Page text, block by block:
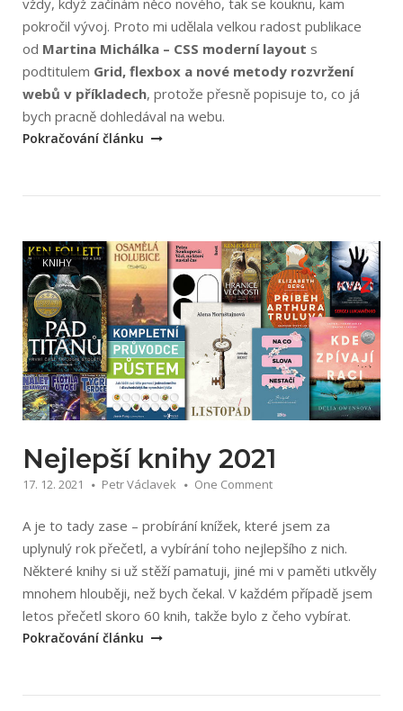
pokročil vývoj. Proto mi udělala velkou radost publikace
od Martina Michálka – CSS moderní layout s
podtitulem Grid, flexbox a nové metody rozvržení
webů v příkladech, protože přesně popisuje to, co já
bych pracně dohledával na webu.
Pokračování článku
KNIHY
Open post
Nejlepší knihy 2021
17. 12. 2021 Petr Václavek One Comment
A je to tady zase – probírání knížek, které jsem za
uplynulý rok přečetl, a vybírání toho nejlepšího z nich.
Některé knihy si už stěží pamatuji, jiné mi v paměti utkvěly
mnohem hlouběji, než bych čekal. V každém případě jsem
letos přečetl skoro 60 knih, takže bylo z čeho vybírat.
Pokračování článku